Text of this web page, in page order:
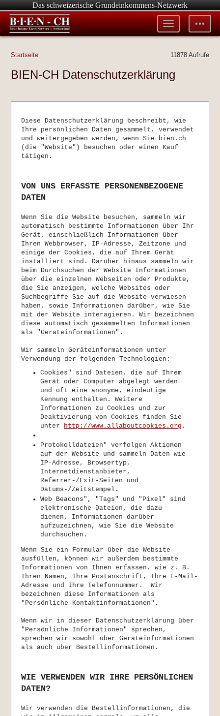
Das schweizerische Grundeinkommens-Netzwerk
Toggle
tools
Toggle
menu
11878 Aufrufe
Startseite
BIEN-CH Datenschutzerklärung
Diese Datenschutzerklärung beschreibt, wie
Ihre persönlichen Daten gesammelt, verwendet
und weitergegeben werden, wenn Sie bien.ch
(die "Website") besuchen oder einen Kauf
tätigen.
VON UNS ERFASSTE PERSONENBEZOGENE
DATEN
Wenn Sie die Website besuchen, sammeln wir
automatisch bestimmte Informationen über Ihr
Gerät, einschließlich Informationen über
Ihren Webbrowser, IP-Adresse, Zeitzone und
einige der Cookies, die auf Ihrem Gerät
installiert sind. Darüber hinaus sammeln wir
beim Durchsuchen der Website Informationen
über die einzelnen Webseiten oder Produkte,
die Sie anzeigen, welche Websites oder
Suchbegriffe Sie auf die Website verwiesen
haben, sowie Informationen darüber, wie Sie
mit der Website interagieren. Wir bezeichnen
diese automatisch gesammelten Informationen
als "Geräteinformationen".
Wir sammeln Geräteinformationen unter
Verwendung der folgenden Technologien:
Cookies" sind Dateien, die auf Ihrem
Gerät oder Computer abgelegt werden
und oft eine anonyme, eindeutige
Kennung enthalten. Weitere
Informationen zu Cookies und zur
Deaktivierung von Cookies finden Sie
unter
http://www.allaboutcookies.org .
Protokolldateien" verfolgen Aktionen
auf der Website und sammeln Daten wie
IP-Adresse, Browsertyp,
Internetdienstanbieter,
Referrer-/Exit-Seiten und
Datums-/Zeitstempel.
Web Beacons", "Tags" und "Pixel" sind
elektronische Dateien, die dazu
dienen, Informationen darüber
aufzuzeichnen, wie Sie die Website
durchsuchen.
Wenn Sie ein Formular über die Website
ausfüllen, können wir außerdem bestimmte
Informationen von Ihnen erfassen, wie z. B.
Ihren Namen, Ihre Postanschrift, Ihre E-Mail-
Adresse und Ihre Telefonnummer. Wir
bezeichnen diese Informationen als
"Persönliche Kontaktinformationen".
Wenn wir in dieser Datenschutzerklärung über
"Persönliche Informationen" sprechen,
sprechen wir sowohl über Geräteinformationen
als auch über Bestellinformationen.
WIE VERWENDEN WIR IHRE PERSÖNLICHEN
DATEN?
Wir verwenden die Bestellinformationen, die